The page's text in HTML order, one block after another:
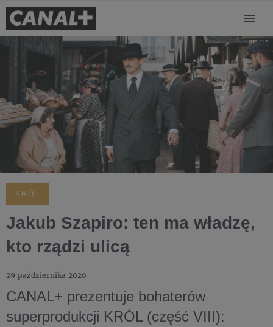
KRÓL
Jakub Szapiro: ten ma władzę,
kto rządzi ulicą
29 października 2020
CANAL+ prezentuje bohaterów
superprodukcji KRÓL (część VIII):